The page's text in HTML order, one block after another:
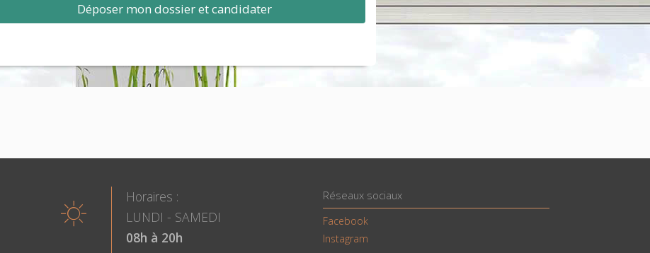
Déposer mon dossier et candidater
Horaires :
LUNDI - SAMEDI
08h à 20h
Réseaux sociaux
Facebook
Instagram